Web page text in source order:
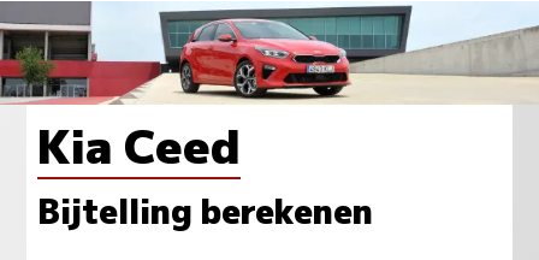
Kia Ceed
Bijtelling berekenen